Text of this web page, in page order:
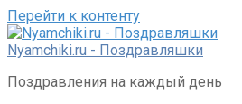
Перейти к контенту
Nyamchiki.ru - Поздравляшки
Поздравления на каждый день